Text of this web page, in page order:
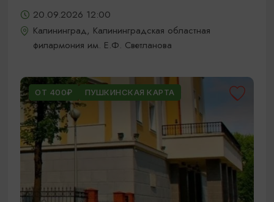
20.09.2026 12:00
Калининград, Калининградская областная
филармония им. Е.Ф. Светланова
ОТ 400₽ ПУШКИНСКАЯ КАРТА